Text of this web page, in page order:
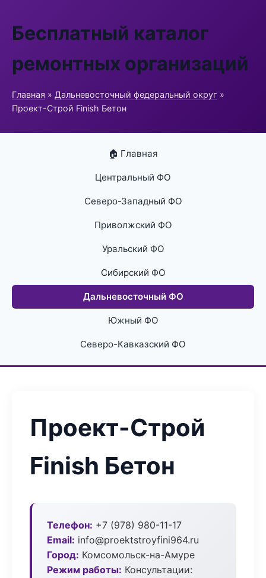
Бесплатный каталог
ремонтных организаций
Главная » Дальневосточный федеральный округ »
Проект-Строй Finish Бетон
🏠 Главная
Центральный ФО
Северо-Западный ФО
Приволжский ФО
Уральский ФО
Сибирский ФО
Дальневосточный ФО
Южный ФО
Северо-Кавказский ФО
Проект-Строй
Finish Бетон
Телефон: +7 (978) 980-11-17
Email: info@proektstroyfini964.ru
Город: Комсомольск-на-Амуре
Режим работы: Консультации: